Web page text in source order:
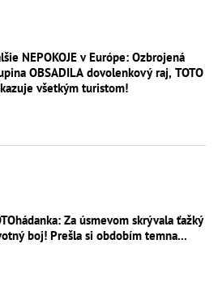
NEPOKOJE v Európe: Ozbrojená
OBSADILA dovolenkový raj, TOTO
všetkým turistom!
Za úsmevom skrývala ťažký
boj! Prešla si obdobím temna...